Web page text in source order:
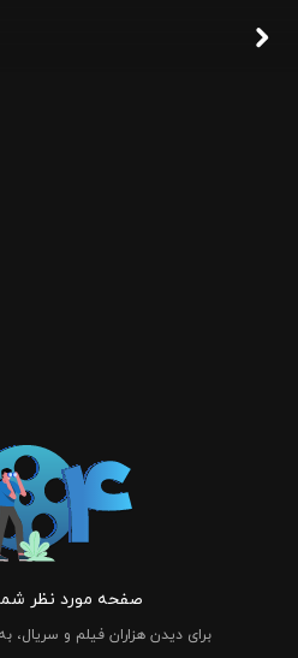
صفحه مورد نظر
برای دیدن هزاران فیلم و سریال،